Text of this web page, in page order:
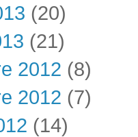
(20)
(21)
2012 (8)
2012 (7)
(14)